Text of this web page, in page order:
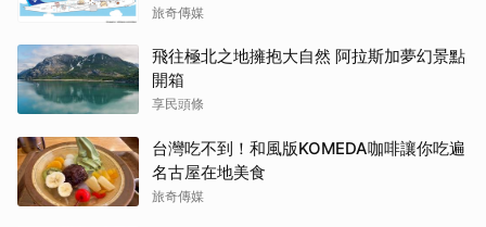
旅奇傳媒
飛往極北之地擁抱大自然 阿拉斯加夢幻景點
開箱
享民頭條
台灣吃不到！和風版KOMEDA咖啡讓你吃遍
名古屋在地美食
旅奇傳媒